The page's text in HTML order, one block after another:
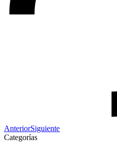
AnteriorSiguiente
Categorías